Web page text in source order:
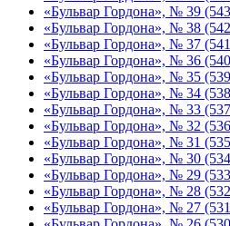
«Бульвар Гордона», № 39
«Бульвар Гордона», № 38
«Бульвар Гордона», № 37
«Бульвар Гордона», № 36
«Бульвар Гордона», № 35
«Бульвар Гордона», № 34
«Бульвар Гордона», № 33
«Бульвар Гордона», № 32
«Бульвар Гордона», № 31
«Бульвар Гордона», № 30
«Бульвар Гордона», № 29
«Бульвар Гордона», № 28
«Бульвар Гордона», № 27